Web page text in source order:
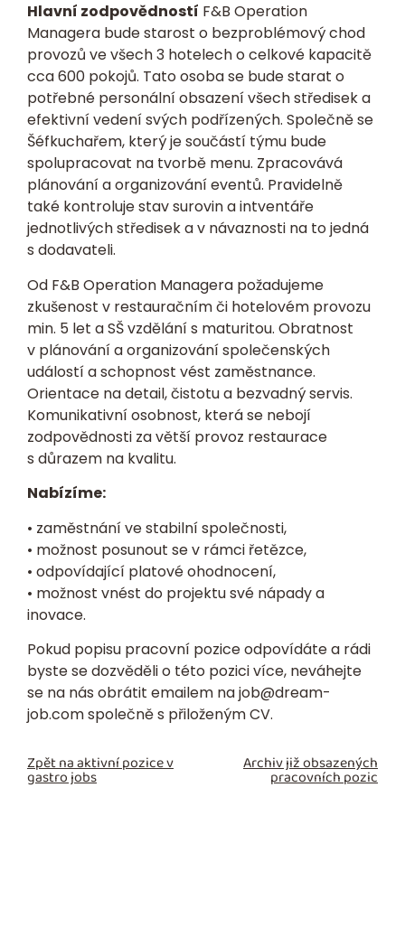
Hlavní zodpovědností F&B Operation
Managera bude starost o bezproblémový chod
provozů ve všech 3 hotelech o celkové kapacitě
cca 600 pokojů. Tato osoba se bude starat o
potřebné personální obsazení všech středisek a
efektivní vedení svých podřízených. Společně se
Šéfkuchařem, který je součástí týmu bude
spolupracovat na tvorbě menu. Zpracovává
plánování a organizování eventů. Pravidelně
také kontroluje stav surovin a intventáře
jednotlivých středisek a v návaznosti na to jedná
s dodavateli.
Od F&B Operation Managera požadujeme
zkušenost v restauračním či hotelovém provozu
min. 5 let a SŠ vzdělání s maturitou. Obratnost
v plánování a organizování společenských
událostí a schopnost vést zaměstnance.
Orientace na detail, čistotu a bezvadný servis.
Komunikativní osobnost, která se nebojí
zodpovědnosti za větší provoz restaurace
s důrazem na kvalitu.
Nabízíme:
• zaměstnání ve stabilní společnosti,
• možnost posunout se v rámci řetězce,
• odpovídající platové ohodnocení,
• možnost vnést do projektu své nápady a
inovace.
Pokud popisu pracovní pozice odpovídáte a rádi
byste se dozvěděli o této pozici více, neváhejte
se na nás obrátit emailem najob@dream-
job.comspolečně s přiloženým CV.
Zpět na aktivní pozice v
gastro jobs
Archiv již obsazených
pracovních pozic